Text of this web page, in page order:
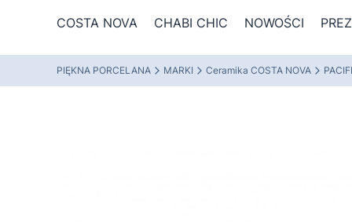
COSTA NOVA CHABI CHIC NOWOŚCI
PIĘKNA PORCELANA MARKI Ceramika COSTA NOVA